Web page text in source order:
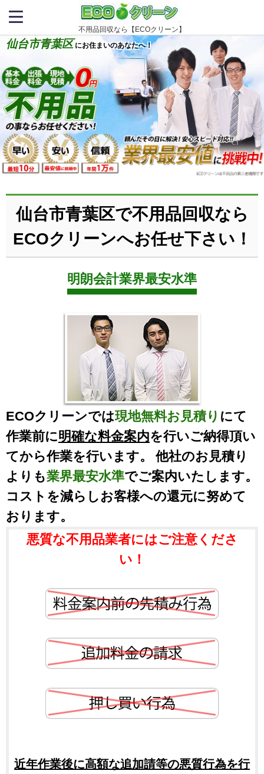
不用品回収なら【ECOクリーン】
仙台市青葉区 にお住まいのあなたへ！
仙台市青葉区で不用品回収なら
ECOクリーンへお任せ下さい！
明朗会計業界最安水準
ECOクリーンでは現地無料お見積り にて
作業前に明確な料金案内を行いご納得頂い
てから作業を行います。 他社のお見積り
よりも業界最安水準でご案内いたします。
コストを減らしお客様への還元に努めて
おります。
悪質な不用品業者にはご注意くださ
い！
近年作業後に高額な追加請等の悪質行為を行